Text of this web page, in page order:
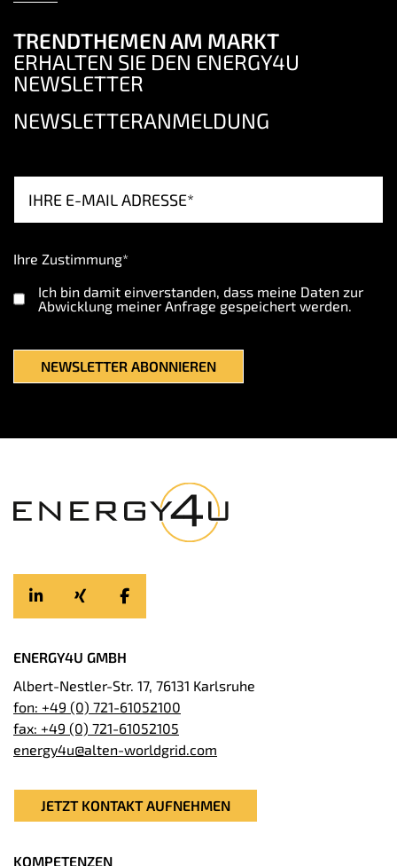
TRENDTHEMEN AM MARKT
ERHALTEN SIE DEN ENERGY4U
NEWSLETTER
NEWSLETTERANMELDUNG
Ihre Zustimmung*
Ich bin damit einverstanden, dass meine Daten zur
Abwicklung meiner Anfrage gespeichert werden.
ENERGY4U GMBH
Albert-Nestler-Str. 17, 76131 Karlsruhe
fon: +49 (0) 721-61052100
fax: +49 (0) 721-61052105
energy4u@alten-worldgrid.com
JETZT KONTAKT AUFNEHMEN
KOMPETENZEN